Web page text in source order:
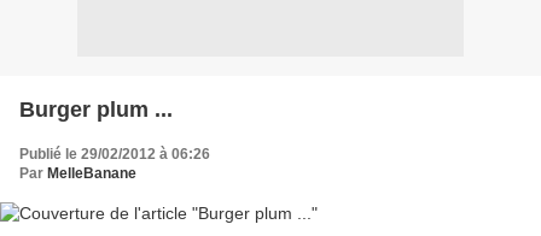
Burger plum ...
Publié le 29/02/2012 à 06:26
Par MelleBanane